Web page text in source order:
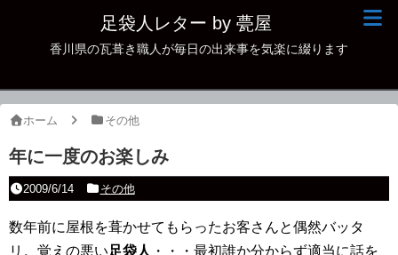
足袋人レター by 甍屋
香川県の瓦葺き職人が毎日の出来事を気楽に綴ります
ホーム その他
年に一度のお楽しみ
2009/6/14 その他
数年前に屋根を葺かせてもらったお客さんと偶然バッタ
リ。覚えの悪い足袋人 ・・・最初誰か分からず適当に話を
現場日記
古瓦
本日の一品